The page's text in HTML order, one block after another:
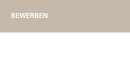
BEWERBEN